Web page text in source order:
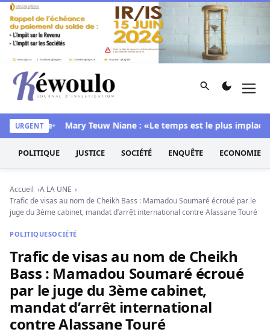
Aller au contenu
Kéwoulo, le premier site d'information et d'investigation
Rechercher
URGENT Mary Teuw Niane : «Le temps est le plus
POLITIQUE JUSTICE SOCIÉTÉ ENQUÊTE ECONOMIE
Accueil
A LA UNE
Trafic de visas au nom de Cheikh Bass : Mamadou Soumaré écroué par le
juge du 3ème cabinet, mandat d’arrêt international contre Alassane Touré
POLITIQUESOCIÉTÉ
Trafic de visas au nom de Cheikh
Bass : Mamadou Soumaré écroué
par le juge du 3ème cabinet,
mandat d’arrêt international
contre Alassane Touré